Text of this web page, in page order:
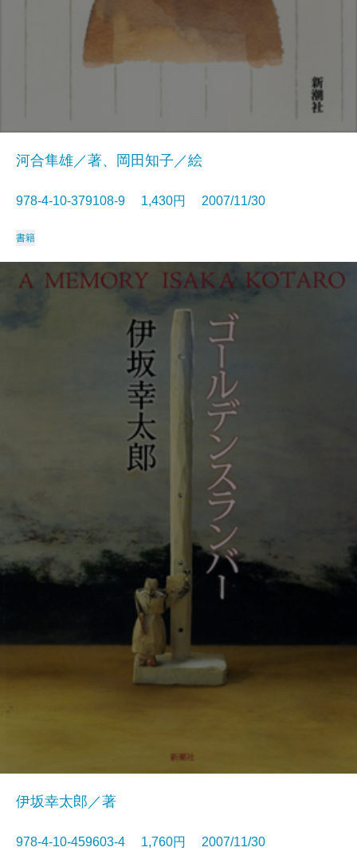
河合隼雄／著、岡田知子／絵
978-4-10-379108-9 1,430円 2007/11/30
書籍
伊坂幸太郎／著
978-4-10-459603-4 1,760円 2007/11/30